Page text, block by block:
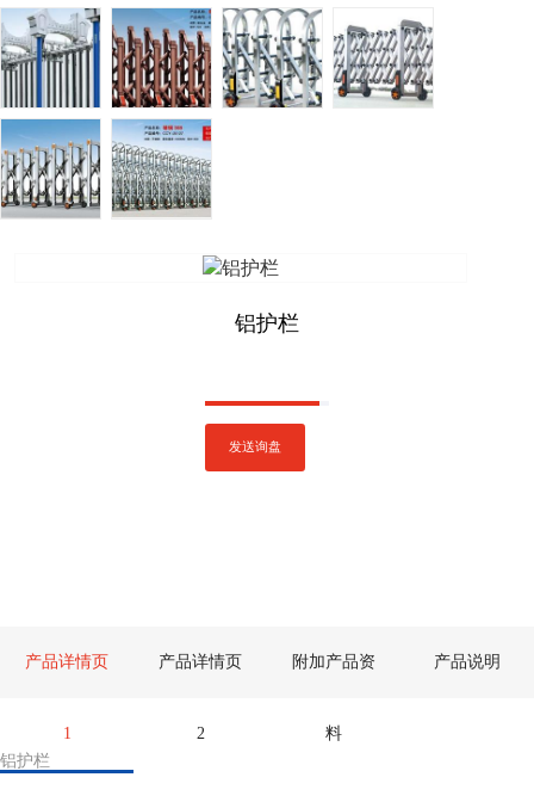
铝护栏
发送询盘
产品详情页
1
产品详情页
2
附加产品资
料
产品说明
铝护栏